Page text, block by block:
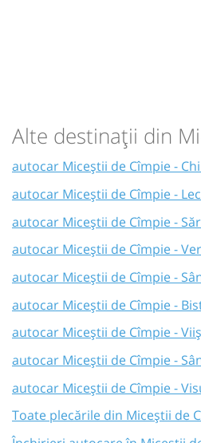
Alte destinații din
autocar Miceștii de Cîmpie -
autocar Miceștii de Cîmpie -
autocar Miceștii de Cîmpie -
autocar Miceștii de Cîmpie -
autocar Miceștii de Cîmpie -
autocar Miceștii de Cîmpie -
autocar Miceștii de Cîmpie -
autocar Miceștii de Cîmpie -
autocar Miceștii de Cîmpie -
Toate plecările din Miceștii de